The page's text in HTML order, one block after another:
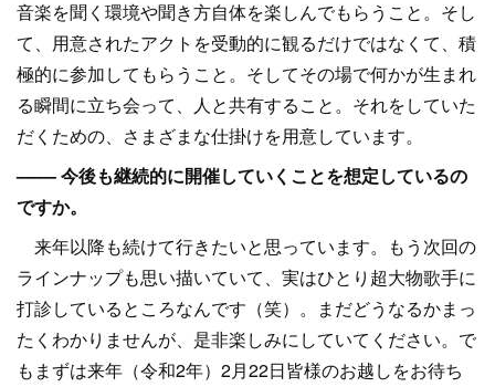
音楽を聞く環境や聞き方自体を楽しんでもらうこと。そし
て、用意されたアクトを受動的に観るだけではなくて、積
極的に参加してもらうこと。そしてその場で何かが生まれ
る瞬間に立ち会って、人と共有すること。それをしていた
だくための、さまざまな仕掛けを用意しています。
–––– 今後も継続的に開催していくことを想定しているの
ですか。
来年以降も続けて行きたいと思っています。もう次回の
ラインナップも思い描いていて、実はひとり超大物歌手に
打診しているところなんです（笑）。まだどうなるかまっ
たくわかりませんが、是非楽しみにしていてください。で
もまずは来年（令和2年）2月22日皆様のお越しをお待ち